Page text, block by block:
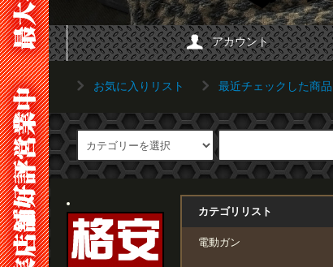
アカウント
お気に入りリスト 最近チェックした商品
カテゴリリスト
電動ガン